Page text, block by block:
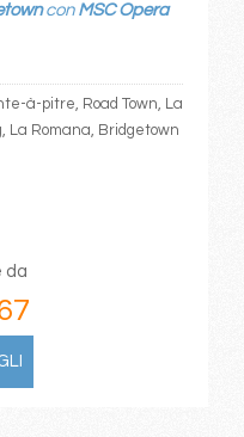
con MSC Opera
à-pitre, Road Town, La
La Romana, Bridgetown
da